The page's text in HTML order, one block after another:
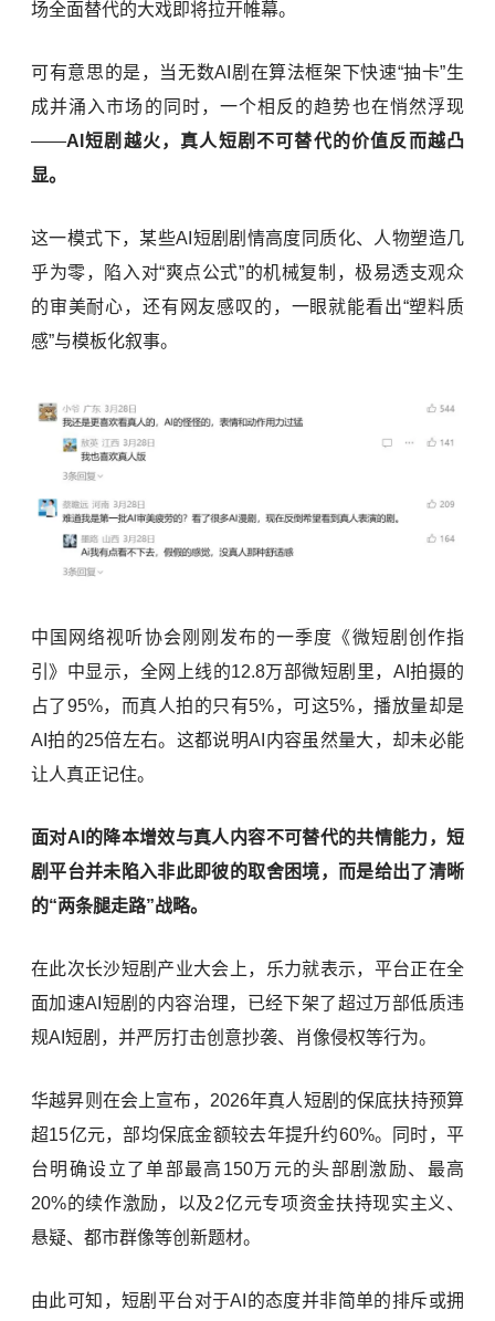
场全面替代的大戏即将拉开帷幕。
可有意思的是，当无数AI剧在算法框架下快速“抽卡”生
成并涌入市场的同时，一个相反的趋势也在悄然浮现
——AI短剧越火，真人短剧不可替代的价值反而越凸
显。
这一模式下，某些AI短剧剧情高度同质化、人物塑造几
乎为零，陷入对“爽点公式”的机械复制，极易透支观众
的审美耐心，还有网友感叹的，一眼就能看出“塑料质
感”与模板化叙事。
中国网络视听协会刚刚发布的一季度《微短剧创作指
引》中显示，全网上线的12.8万部微短剧里，AI拍摄的
占了95%，而真人拍的只有5%，可这5%，播放量却是
AI拍的25倍左右。这都说明AI内容虽然量大，却未必能
让人真正记住。
面对AI的降本增效与真人内容不可替代的共情能力，短
剧平台并未陷入非此即彼的取舍困境，而是给出了清晰
的“两条腿走路”战略。
在此次长沙短剧产业大会上，乐力就表示，平台正在全
面加速AI短剧的内容治理，已经下架了超过万部低质违
规AI短剧，并严厉打击创意抄袭、肖像侵权等行为。
华越昇则在会上宣布，2026年真人短剧的保底扶持预算
超15亿元，部均保底金额较去年提升约60%。同时，平
台明确设立了单部最高150万元的头部剧激励、最高
20%的续作激励，以及2亿元专项资金扶持现实主义、
悬疑、都市群像等创新题材。
由此可知，短剧平台对于AI的态度并非简单的排斥或拥